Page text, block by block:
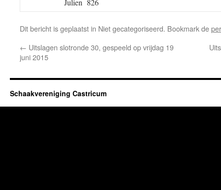
Julien 826
Dit bericht is geplaatst in Niet gecategoriseerd. Bookmark de
← Uitslagen slotronde 30, gespeeld op vrijdag 19
juni 2015
Schaakvereniging Castricum